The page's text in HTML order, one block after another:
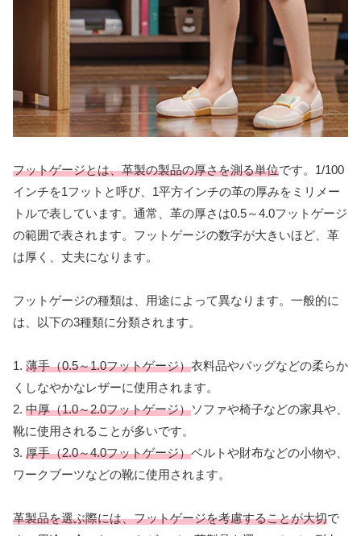
フットゲージとは、革製の製品の厚さを測る単位です。1/100
インチを1フットと呼び、1平方インチの革の厚みをミリメー
トルで表しています。通常、革の厚さは0.5～4.0フットゲージ
の範囲で表されます。フットゲージの数字が大きいほど、革
は厚く、丈夫になります。
フットゲージの種類は、用途によって異なります。一般的に
は、以下の3種類に分類されます。
1. 薄手（0.5～1.0フットゲージ）衣料品やバッグなどの柔らか
くしなやかなレザーに使用されます。
2. 中厚（1.0～2.0フットゲージ）ソファや椅子などの家具や、
靴に使用されることが多いです。
3. 厚手（2.0～4.0フットゲージ）ベルトや財布などの小物や、
ワークブーツなどの靴に使用されます。
革製品を選ぶ際には、フットゲージを考慮することが大切で